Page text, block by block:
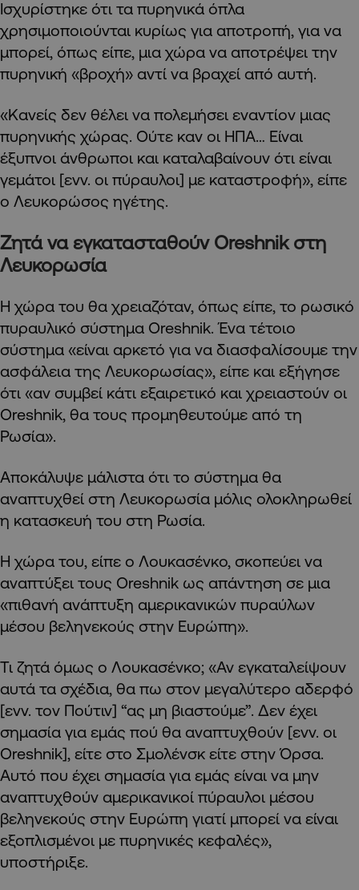
Ισχυρίστηκε ότι τα πυρηνικά όπλα
χρησιμοποιούνται κυρίως για αποτροπή, για να
μπορεί, όπως είπε, μια χώρα να αποτρέψει την
πυρηνική «βροχή» αντί να βραχεί από αυτή.
«Κανείς δεν θέλει να πολεμήσει εναντίον μιας
πυρηνικής χώρας. Ούτε καν οι ΗΠΑ… Είναι
έξυπνοι άνθρωποι και καταλαβαίνουν ότι είναι
γεμάτοι [ενν. οι πύραυλοι] με καταστροφή», είπε
ο Λευκορώσος ηγέτης.
Ζητά να εγκατασταθούν Oreshnik στη
Λευκορωσία
Η χώρα του θα χρειαζόταν, όπως είπε, το ρωσικό
πυραυλικό σύστημα Oreshnik. Ένα τέτοιο
σύστημα «είναι αρκετό για να διασφαλίσουμε την
ασφάλεια της Λευκορωσίας», είπε και εξήγησε
ότι «αν συμβεί κάτι εξαιρετικό και χρειαστούν οι
Oreshnik, θα τους προμηθευτούμε από τη
Ρωσία».
Αποκάλυψε μάλιστα ότι το σύστημα θα
αναπτυχθεί στη Λευκορωσία μόλις ολοκληρωθεί
η κατασκευή του στη Ρωσία.
Η χώρα του, είπε ο Λουκασένκο, σκοπεύει να
αναπτύξει τους Oreshnik ως απάντηση σε μια
«πιθανή ανάπτυξη αμερικανικών πυραύλων
μέσου βεληνεκούς στην Ευρώπη».
Τι ζητά όμως ο Λουκασένκο; «Αν εγκαταλείψουν
αυτά τα σχέδια, θα πω στον μεγαλύτερο αδερφό
[ενν. τον Πούτιν] “ας μη βιαστούμε”. Δεν έχει
σημασία για εμάς πού θα αναπτυχθούν [ενν. οι
Oreshnik], είτε στο Σμολένσκ είτε στην Όρσα.
Αυτό που έχει σημασία για εμάς είναι να μην
αναπτυχθούν αμερικανικοί πύραυλοι μέσου
βεληνεκούς στην Ευρώπη γιατί μπορεί να είναι
εξοπλισμένοι με πυρηνικές κεφαλές»,
υποστήριξε.